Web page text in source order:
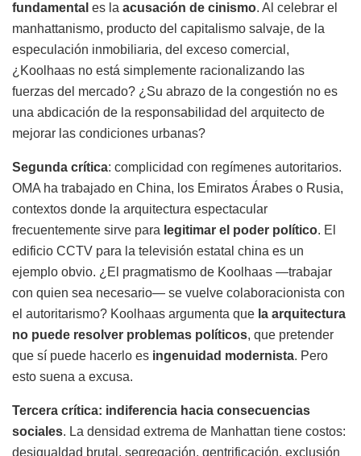
fundamental es la acusación de cinismo. Al celebrar el
manhattanismo, producto del capitalismo salvaje, de la
especulación inmobiliaria, del exceso comercial,
¿Koolhaas no está simplemente racionalizando las
fuerzas del mercado? ¿Su abrazo de la congestión no es
una abdicación de la responsabilidad del arquitecto de
mejorar las condiciones urbanas?
Segunda crítica: complicidad con regímenes autoritarios.
OMA ha trabajado en China, los Emiratos Árabes o Rusia,
contextos donde la arquitectura espectacular
frecuentemente sirve para legitimar el poder político. El
edificio CCTV para la televisión estatal china es un
ejemplo obvio. ¿El pragmatismo de Koolhaas —trabajar
con quien sea necesario— se vuelve colaboracionista con
el autoritarismo? Koolhaas argumenta que la arquitectura
no puede resolver problemas políticos, que pretender
que sí puede hacerlo es ingenuidad modernista. Pero
esto suena a excusa.
Tercera crítica: indiferencia hacia consecuencias
sociales. La densidad extrema de Manhattan tiene costos:
desigualdad brutal, segregación, gentrificación, exclusión